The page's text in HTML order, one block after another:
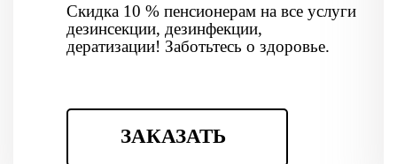
Скидка 10 % пенсионерам на все услуги
дезинсекции, дезинфекции,
дератизации! Заботьтесь о здоровье.
ЗАКАЗАТЬ